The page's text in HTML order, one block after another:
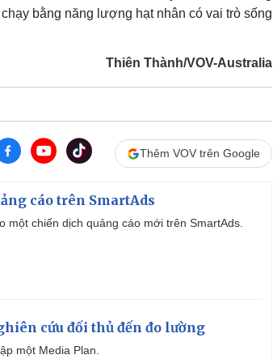
bằng năng lượng hạt nhân có vai trò sống
Thiên Thành/VOV-Australia
Thêm VOV trên Google
cáo trên SmartAds
chiến dịch quảng cáo mới trên SmartAds.
cứu đối thủ đến đo lường
một Media Plan.